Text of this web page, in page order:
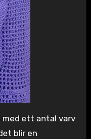
med ett antal varv
blir en